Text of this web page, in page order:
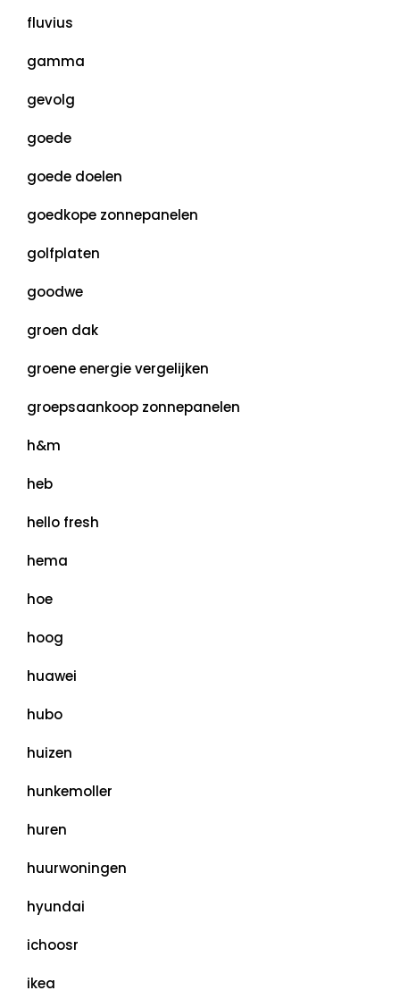
fluvius
gamma
gevolg
goede
goede doelen
goedkope zonnepanelen
golfplaten
goodwe
groen dak
groene energie vergelijken
groepsaankoop zonnepanelen
h&m
heb
hello fresh
hema
hoe
hoog
huawei
hubo
huizen
hunkemoller
huren
huurwoningen
hyundai
ichoosr
ikea